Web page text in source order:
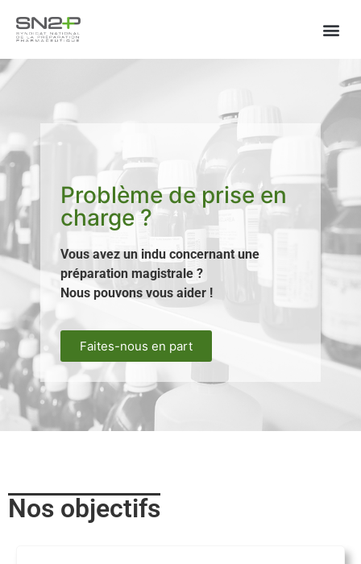
Problème de prise en
charge ?
Vous avez un indu concernant une
préparation magistrale ?
Nous pouvons vous aider !
Faites-nous en part
Nos objectifs